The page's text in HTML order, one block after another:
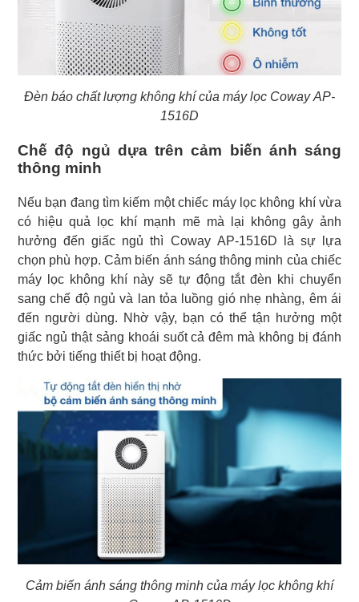
Đèn báo chất lượng không khí của máy lọc Coway AP-
1516D
Chế độ ngủ dựa trên cảm biến ánh sáng
thông minh
Nếu bạn đang tìm kiếm một chiếc máy lọc không khí vừa
có hiệu quả lọc khí mạnh mẽ mà lại không gây ảnh
hưởng đến giấc ngủ thì Coway AP-1516D là sự lựa
chọn phù hợp. Cảm biến ánh sáng thông minh của chiếc
máy lọc không khí này sẽ tự động tắt đèn khi chuyển
sang chế độ ngủ và lan tỏa luồng gió nhẹ nhàng, êm ái
đến người dùng. Nhờ vậy, bạn có thể tận hưởng một
giấc ngủ thật sảng khoái suốt cả đêm mà không bị đánh
thức bởi tiếng thiết bị hoạt động.
Cảm biến ánh sáng thông minh của máy lọc không khí